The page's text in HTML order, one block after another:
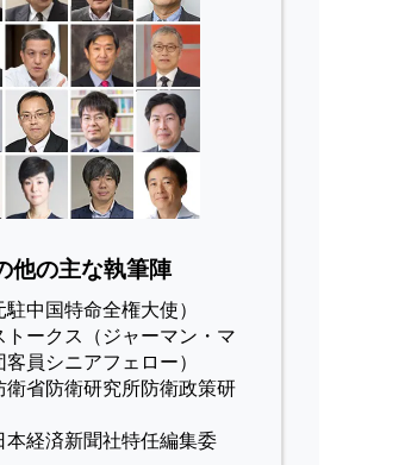
他の主な執筆陣
中国特命全権大使）
トークス（ジャーマン・マ
員シニアフェロー）
衛省防衛研究所防衛政策研
本経済新聞社特任編集委